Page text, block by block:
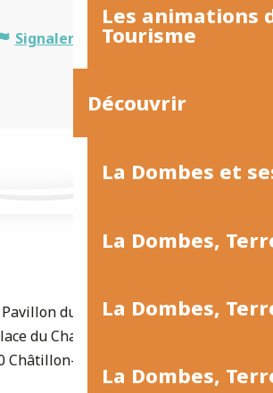
Les animations
Tourisme
Découvrir
La Dombes et
La Dombes,
La Dombes,
La Dombes,
Signaler une erreur
Pavillon du Tourisme
du Champ de Foire
Châtillon-sur-Chalaronne